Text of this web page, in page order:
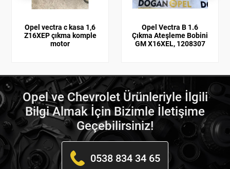
Opel vectra c kasa 1,6
Z16XEP çıkma komple
motor
Opel Vectra B 1.6
Çıkma Ateşleme Bobini
GM X16XEL, 1208307
Opel ve Chevrolet Ürünleriyle İlgili
Bilgi Almak İçin Bizimle İletişime
Geçebilirsiniz!
0538 834 34 65